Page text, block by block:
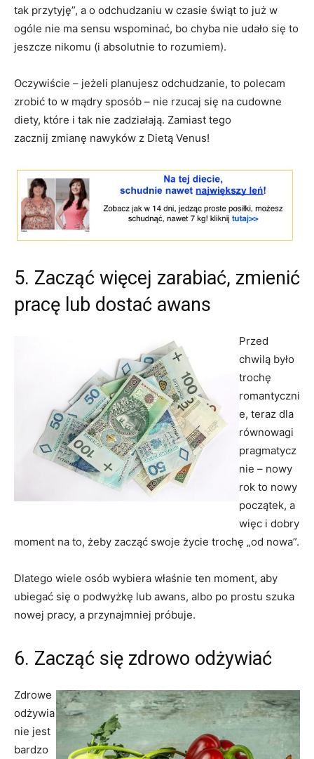
tak przytyję”, a o odchudzaniu w czasie świąt to już w
ogóle nie ma sensu wspominać, bo chyba nie udało się to
jeszcze nikomu (i absolutnie to rozumiem).
Oczywiście – jeżeli planujesz odchudzanie, to polecam
zrobić to w mądry sposób – nie rzucaj się na cudowne
diety, które i tak nie zadziałają. Zamiast tego
zacznij zmianę nawyków z Dietą Venus!
5. Zacząć więcej zarabiać, zmienić
pracę lub dostać awans
Przed
chwilą było
trochę
romantyczni
e, teraz dla
równowagi
pragmatycz
nie – nowy
rok to nowy
początek, a
więc i dobry
moment na to, żeby zacząć swoje życie trochę „od nowa”.
Dlatego wiele osób wybiera właśnie ten moment, aby
ubiegać się o podwyżkę lub awans, albo po prostu szuka
nowej pracy, a przynajmniej próbuje.
6. Zacząć się zdrowo odżywiać
Zdrowe
odżywia
nie jest
bardzo